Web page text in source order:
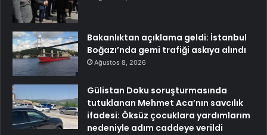
Bakanlıktan açıklama geldi: İstanbul
Boğazı’nda gemi trafiği askıya alındı
Ağustos 8, 2026
Gülistan Doku soruşturmasında
tutuklanan Mehmet Aca’nın savcılık
ifadesi: Öksüz çocuklara yardımlarım
nedeniyle adım caddeye verildi